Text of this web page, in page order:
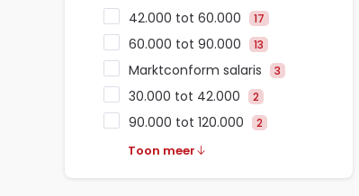
42.000 tot 60.000 17
60.000 tot 90.000 13
Marktconform salaris 3
30.000 tot 42.000 2
90.000 tot 120.000 2
Toon meer